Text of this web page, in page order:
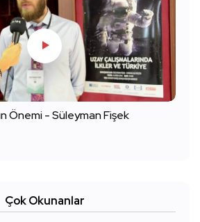
Önemi - Süleyman Fişek
Çok Okunanlar